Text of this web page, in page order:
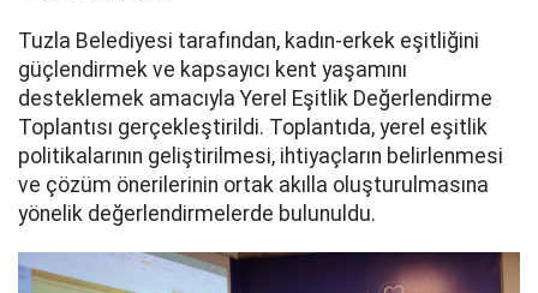
Tuzla Belediyesi tarafından, kadın-erkek eşitliğini
güçlendirmek ve kapsayıcı kent yaşamını
desteklemek amacıyla Yerel Eşitlik Değerlendirme
Toplantısı gerçekleştirildi. Toplantıda, yerel eşitlik
politikalarının geliştirilmesi, ihtiyaçların belirlenmesi
ve çözüm önerilerinin ortak akılla oluşturulmasına
yönelik değerlendirmelerde bulunuldu.